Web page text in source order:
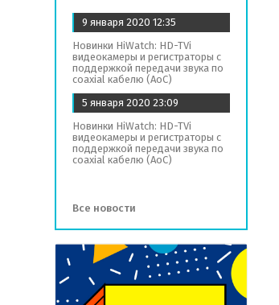
9 января 2020 12:35
Новинки HiWatch: HD-TVi
видеокамеры и регистраторы с
поддержкой передачи звука по
coaxial кабелю (AoC)
5 января 2020 23:09
Новинки HiWatch: HD-TVi
видеокамеры и регистраторы с
поддержкой передачи звука по
coaxial кабелю (AoC)
Все новости